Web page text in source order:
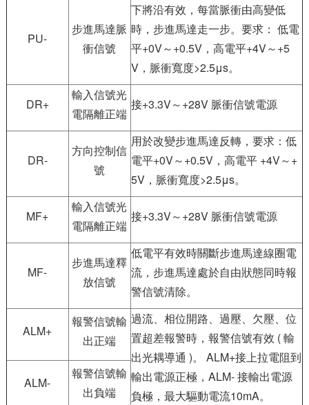
PU-
步進馬達脈
衝信號
下將沿有效，每當脈衝由高變低
時，步進馬達走一步。要求： 低電
平+0V～+0.5V，高電平+4V～+5
V，脈衝寬度>2.5μs。
DR+
輸入信號光
電隔離正端
接+3.3V～+28V 脈衝信號電源
DR-
方向控制信
號
用於改變步進馬達反轉，要求：低
電平+0V～+0.5V，高電平 +4V～+
5V，脈衝寬度>2.5μs。
MF+
輸入信號光
電隔離正端
接+3.3V～+28V 脈衝信號電源
MF-
步進馬達釋
放信號
低電平有效時關斷步進馬達線圈電
流，步進馬達處於自由狀態同時報
警信號清除。
ALM+
報警信號輸
出正端
過流、相位開路、過壓、欠壓、位
置超差報警時，報警信號有效 ( 輸
出光耦導通 )。 ALM+接上拉電阻到
輸出電源正極，ALM- 接輸出電源
負極，最大驅動電流10mA。
ALM-
報警信號輸
出負端